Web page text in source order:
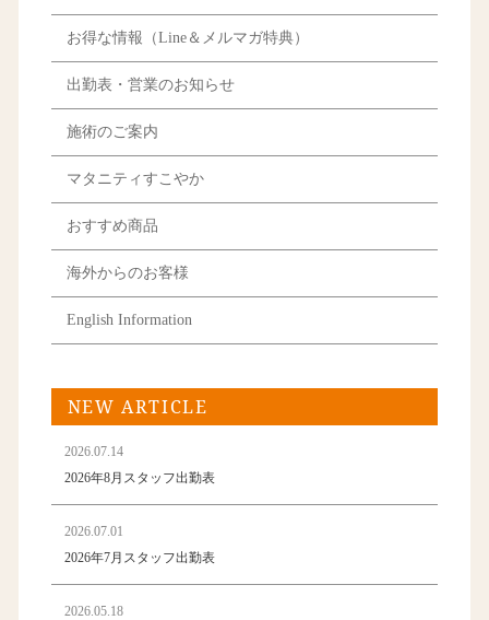
お得な情報（Line＆メルマガ特典）
出勤表・営業のお知らせ
施術のご案内
マタニティすこやか
おすすめ商品
海外からのお客様
English Information
NEW ARTICLE
2026.07.14
2026年8月スタッフ出勤表
2026.07.01
2026年7月スタッフ出勤表
2026.05.18